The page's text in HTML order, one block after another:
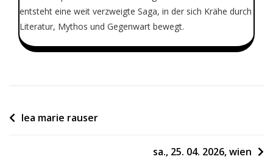
entsteht eine weit verzweigte Saga, in der sich Krähe durch
Literatur, Mythos und Gegenwart bewegt.
Beitragsnavigation
lea marie rauser
sa., 25. 04. 2026, wien